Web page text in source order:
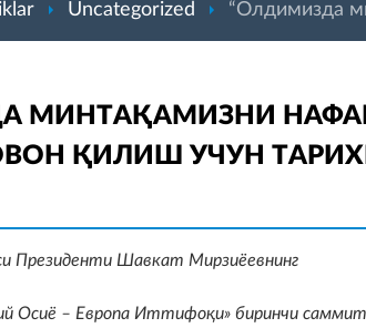
Uncategorized “Олдимизда
МИНТАҚАМИЗНИ
ҚИЛИШ УЧУН
Президенти Шавкат Мирзиёевнинг
Осиё – Европа Иттифоқи» биринчи